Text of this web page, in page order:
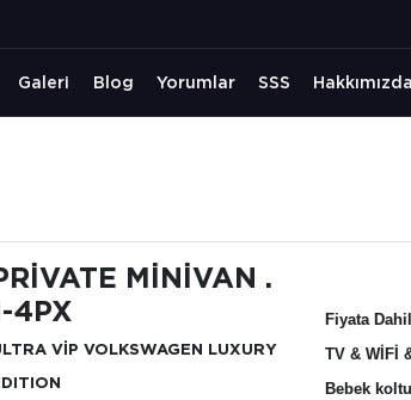
Galeri Blog Yorumlar SSS Hakkımızda
MİNİVAN .
4PX
VİP VOLKSWAGEN LUXURY
Fiyata
TV & WİFİ
Bebek